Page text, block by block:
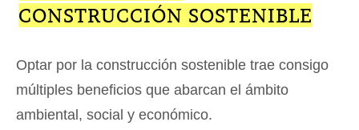
CONSTRUCCIÓN SOSTENIBLE
Optar por la construcción sostenible trae consigo
múltiples beneficios que abarcan el ámbito
ambiental, social y económico.